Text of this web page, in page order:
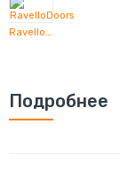
RavelloDoors
Подробнее